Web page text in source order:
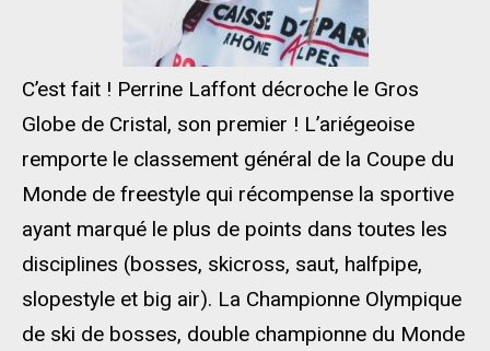
C’est fait ! Perrine Laffont décroche le Gros
Globe de Cristal, son premier ! L’ariégeoise
remporte le classement général de la Coupe du
Monde de freestyle qui récompense la sportive
ayant marqué le plus de points dans toutes les
disciplines (bosses, skicross, saut, halfpipe,
slopestyle et big air). La Championne Olympique
de ski de bosses, double championne du Monde